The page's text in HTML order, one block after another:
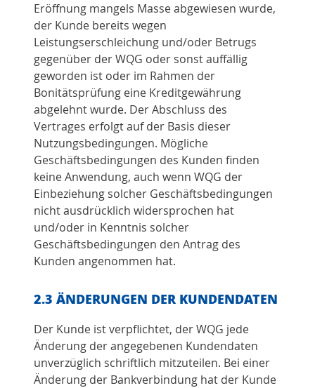
Eröffnung mangels Masse abgewiesen wurde,
der Kunde bereits wegen
Leistungserschleichung und/oder Betrugs
gegenüber der WQG oder sonst auffällig
geworden ist oder im Rahmen der
Bonitätsprüfung eine Kreditgewährung
abgelehnt wurde. Der Abschluss des
Vertrages erfolgt auf der Basis dieser
Nutzungsbedingungen. Mögliche
Geschäftsbedingungen des Kunden finden
keine Anwendung, auch wenn WQG der
Einbeziehung solcher Geschäftsbedingungen
nicht ausdrücklich widersprochen hat
und/oder in Kenntnis solcher
Geschäftsbedingungen den Antrag des
Kunden angenommen hat.
2.3 ÄNDERUNGEN DER KUNDENDATEN
Der Kunde ist verpflichtet, der WQG jede
Änderung der angegebenen Kundendaten
unverzüglich schriftlich mitzuteilen. Bei einer
Änderung der Bankverbindung hat der Kunde